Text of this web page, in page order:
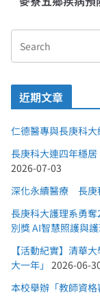
近期文章
仁德醫專與長庚科
長庚科大連四年穩
2026-07-03
深化永續醫療 長庚
長庚科大護理系勇
別獎 AI智慧照護與
【活動紀實】清華
大一年」
2026-06-
本校舉辦「教師資